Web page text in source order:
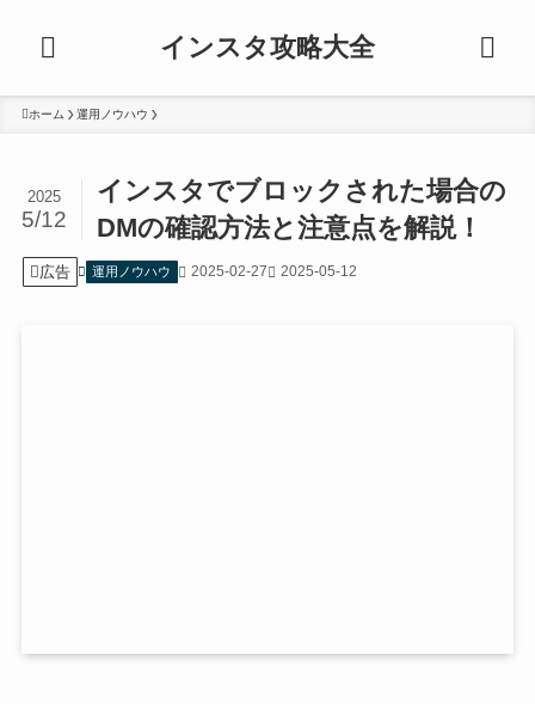
インスタ攻略大全
ホーム 運用ノウハウ
インスタでブロックされた場合の
DMの確認方法と注意点を解説！
2025
5/12
広告 運用ノウハウ 2025-02-27 2025-05-12